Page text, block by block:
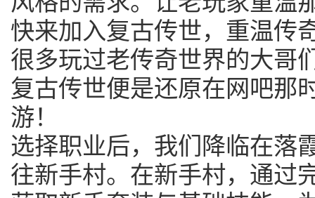
快来加入复古传世，重温传
很多玩过老传奇世界的大哥
复古传世便是还原在网吧那
游！
选择职业后，我们降临在落
往新手村。在新手村，通过